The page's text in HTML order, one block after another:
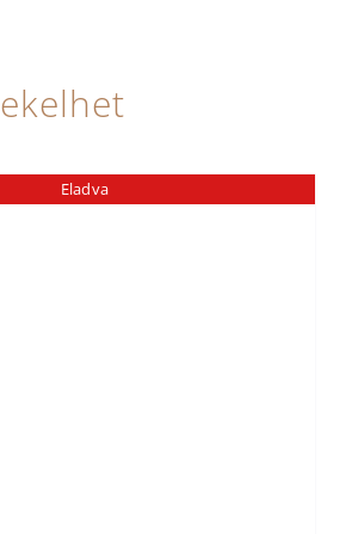
Eladva